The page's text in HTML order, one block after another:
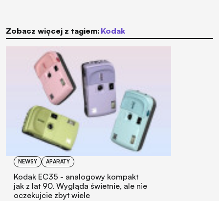
Zobacz więcej z tagiem: Kodak
NEWSY APARATY
Kodak EC35 - analogowy kompakt
jak z lat 90. Wygląda świetnie, ale nie
oczekujcie zbyt wiele